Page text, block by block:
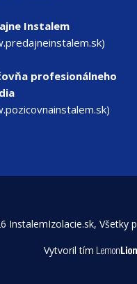
Instalem
profesionálneho
InstalemIzolacie.sk, Všetky
Vytvoril tím